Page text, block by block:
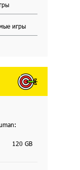
игры
120 GB